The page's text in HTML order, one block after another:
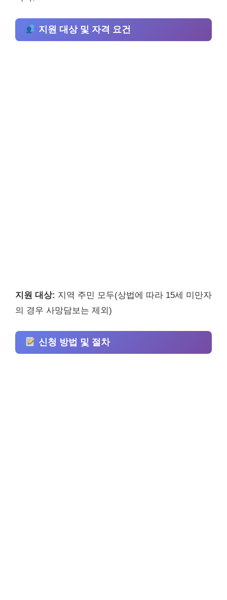
지원 대상 및 자격 요건
지원 대상: 지역 주민 모두(상법에 따라 15세 미만자
의 경우 사망담보는 제외)
신청 방법 및 절차